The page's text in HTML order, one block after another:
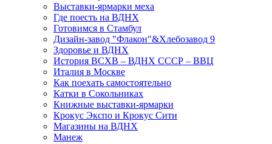
Выставки-ярмарки меха
Где поесть на ВДНХ
Готовимся в Стамбул
Дизайн-завод "Флакон"&Хлебозавод 9
Здоровье и ВДНХ
История ВСХВ – ВДНХ СССР – ВВЦ
Италия в Москве
Как поехать самостоятельно
Катки в Сокольниках
Книжные выставки-ярмарки
Крокус Экспо и Крокус Сити
Магазины на ВДНХ
Манеж